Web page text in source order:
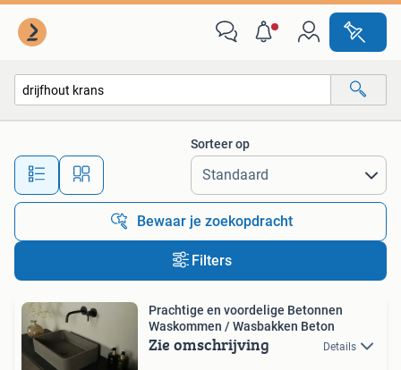
Alle afstanden…
Sorteer op
Bewaar je zoekopdracht
Filters
Prachtige en voordelige Betonnen
Waskommen / Wasbakken Beton
Zie omschrijving Details